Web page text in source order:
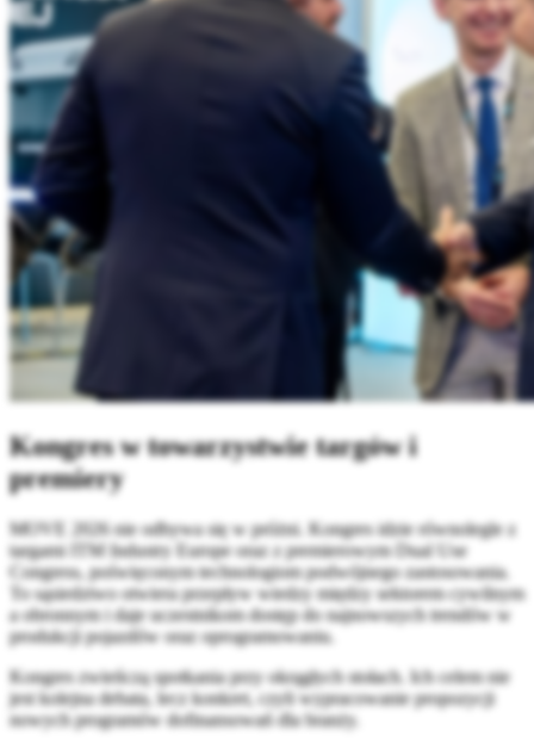
Kongres w towarzystwie targów i
premiery
MOVE 2026 nie odbywa się w próżni. Kongres idzie równolegle z
targami ITM Industry Europe oraz z premierowym Dual Use
Congress, poświęconym technologiom podwójnego zastosowania.
To sąsiedztwo otwiera przepływ wiedzy między sektorem cywilnym
a obronnym i daje uczestnikom dostęp do najnowszych trendów w
produkcji pojazdów oraz oprogramowaniu.
Kongres zwieńczą spotkania przy okrągłych stołach. Ich celem nie
jest kolejna debata, lecz konkret, czyli wypracowanie propozycji
nowych programów dofinansowań dla branży.